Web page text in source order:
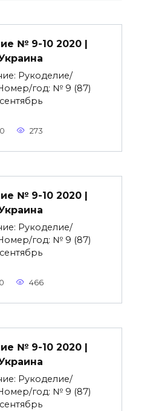
№ 9-10 2020 |
Рукоделие/
год: № 9 (87)
сентябрь
0 273
№ 9-10 2020 |
Рукоделие/
год: № 9 (87)
сентябрь
0 466
№ 9-10 2020 |
Рукоделие/
год: № 9 (87)
сентябрь